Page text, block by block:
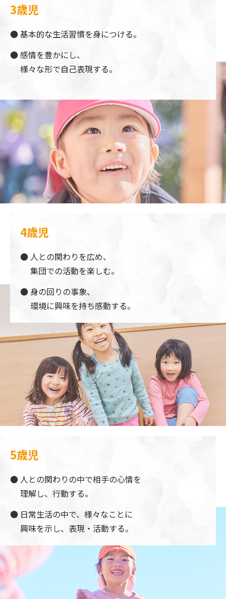
3歳児
基本的な生活習慣を身につける。
感情を豊かにし、
様々な形で自己表現する。
4歳児
人との関わりを広め、
集団での活動を楽しむ。
身の回りの事象、
環境に興味を持ち感動する。
5歳児
人との関わりの中で相手の心情を
理解し、行動する。
日常生活の中で、様々なことに
興味を示し、表現・活動する。